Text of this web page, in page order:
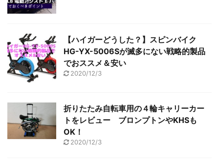
【ハイガーどうした？】スピンバイク
HG-YX-5006Sが滅多にない戦略的製品
でおススメ＆安い
2020/12/3
折りたたみ自転車用の４輪キャリーカー
トをレビュー ブロンプトンやKHSも
OK！
2020/12/3